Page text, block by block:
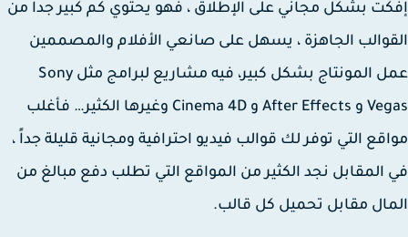
بشكل مجاني على الإطلاق ، فهو يحتوي كم كبير جدا من
الجاهزة ، يسهل على صانعي الأفلام والمصممين
عمل المونتاج بشكل كبير، فيه مشاريع لبرامج مثل Sony
Vegas و After Effects و Cinema 4D وغيرها الكثير… فأغلب
التي توفر لك قوالب فيديو احترافية ومجانية قليلة جداً ،
المقابل نجد الكثير من المواقع التي تطلب دفع مبالغ من
مقابل تحميل كل قالب.